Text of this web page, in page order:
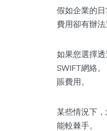
假如企業的
費用卻有辦法
如果您選擇
SWIFT網絡
賬費用。
某些情況下
能較棘手。